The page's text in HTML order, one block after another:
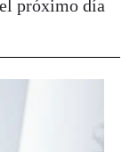
próximo día